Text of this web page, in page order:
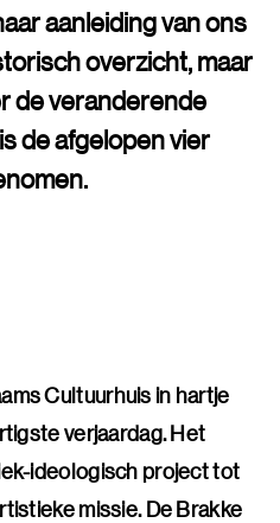
aanleiding van ons
overzicht, maar
de veranderende
de afgelopen vier
Cultuurhuis in hartje
verjaardag. Het
ideologisch project tot
missie. De Brakke